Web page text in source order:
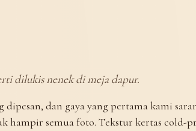
dilukis nenek di meja dapur.
dipesan, dan gaya yang pertama kami
hampir semua foto. Tekstur kertas cold-